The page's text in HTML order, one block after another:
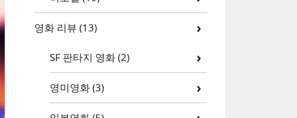
영화 리뷰 (13)
SF 판타지 영화(2)
영미영화(3)